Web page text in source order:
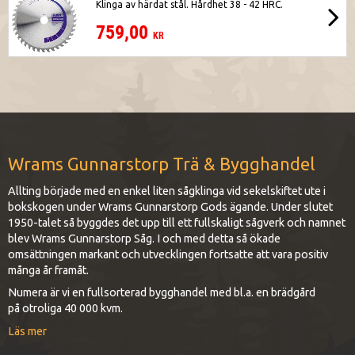
Klinga av härdat stål. Hårdhet 38 - 42 HRC.
759,00 KR
Wrams Gunnarstorp Trä & Bygghandel
Allting började med en enkel liten sågklinga vid sekelskiftet ute i
bokskogen under Wrams Gunnarstorp Gods ägande. Under slutet
1950-talet så byggdes det upp till ett fullskaligt sågverk och namnet
blev Wrams Gunnarstorp Såg. I och med detta så ökade
omsättningen markant och utvecklingen fortsatte att vara positiv
många år framåt.
Numera är vi en fullsorterad bygghandel med bl.a. en brädgård
på otroliga 40 000 kvm.
Läs mer